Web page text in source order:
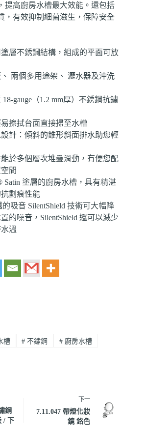
提高廚房水槽最大效能。還包括
，有效抑制細菌滋生，保障安全
層不銹鋼結構，組成的平面可放
兩個多用途架、 瀝水器及沖洗
gauge（1.2 mm厚）不銹鋼抗鏽
擦拭台面直接掃至水槽
計：傾斜的錐形斜面排水助您輕
於多個層次堆疊滑動，有便您配
間
塗層的廚房水槽，具有精湛
劃痕性能
吸音 SilentShield 技術可大幅降
的噪音，SilentShield 還可以減少
溫
槽 # 不鏽鋼 # 廚房水槽
鋼
/ 下
下一
7.11.047 帶燈化妝
鏡 鉻色